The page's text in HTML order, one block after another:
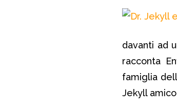
davanti ad
racconta
famiglia
Jekyll